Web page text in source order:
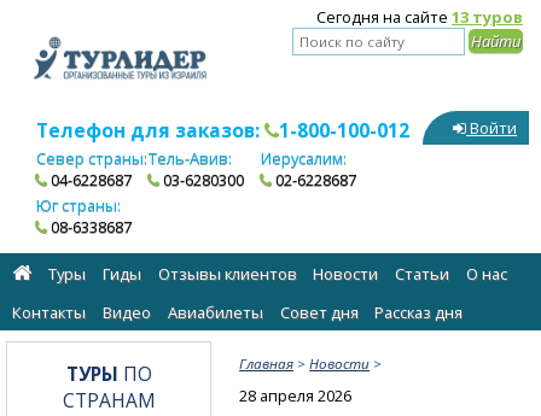
Сегодня на сайте 13 туров
Телефон для заказов: 1-800-100-012
Север страны:
04-6228687
Тель-Авив:
03-6280300
Иерусалим:
02-6228687
Юг страны:
08-6338687
Войти
Туры Гиды Отзывы клиентов Новости Статьи
О нас
Контакты
Видео Авиабилеты Cовет дня Рассказ дня
Главная >Новости >
28 апреля 2026
ТУРЫ ПО
СТРАНАМ